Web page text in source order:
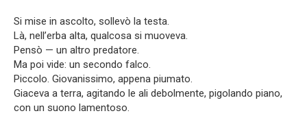
Si mise in ascolto, sollevò la testa.
Là, nell’erba alta, qualcosa si muoveva.
Pensò — un altro predatore.
Ma poi vide: un secondo falco.
Piccolo. Giovanissimo, appena piumato.
Giaceva a terra, agitando le ali debolmente, pigolando piano,
con un suono lamentoso.